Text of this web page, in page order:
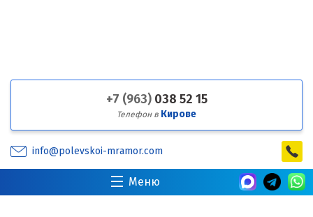
+7 (963) 038 52 15
Телефон в Кирове
info@polevskoi-mramor.com
Меню